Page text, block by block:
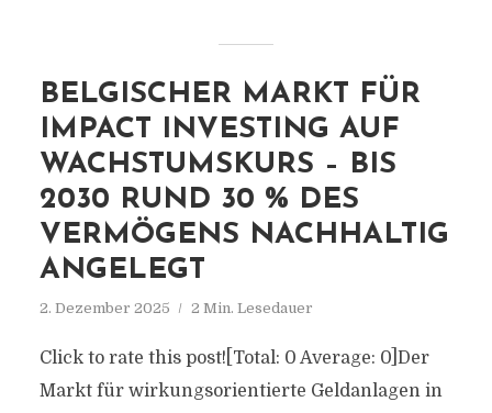
BELGISCHER MARKT FÜR
IMPACT INVESTING AUF
WACHSTUMSKURS – BIS
2030 RUND 30 % DES
VERMÖGENS NACHHALTIG
ANGELEGT
2. Dezember 2025 2 Min. Lesedauer
Click to rate this post![Total: 0 Average: 0]Der
Markt für wirkungsorientierte Geldanlagen in